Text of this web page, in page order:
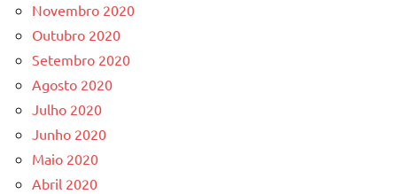
Novembro 2020
Outubro 2020
Setembro 2020
Agosto 2020
Julho 2020
Junho 2020
Maio 2020
Abril 2020